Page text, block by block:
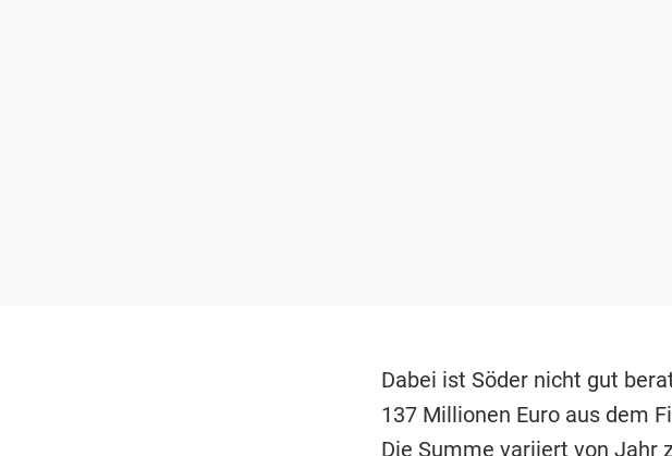
Dabei ist Söder nicht gut
137 Millionen Euro aus dem
Die Summe variiert von Jahr